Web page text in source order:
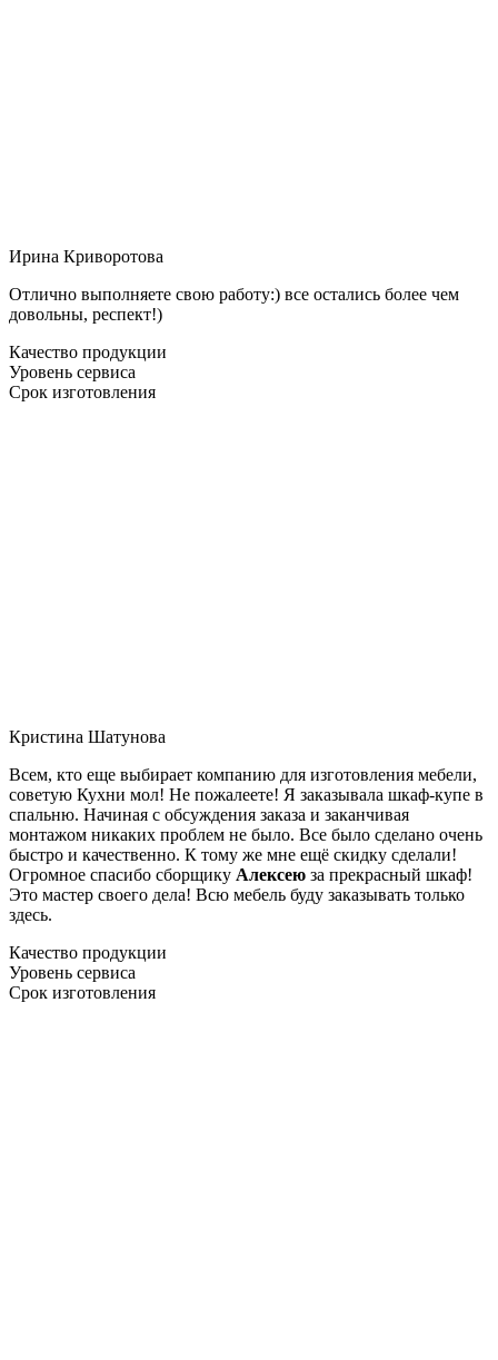
Ирина Криворотова
Отлично выполняете свою работу:) все остались более чем
довольны, респект!)
Качество продукции
Уровень сервиса
Срок изготовления
Кристина Шатунова
Всем, кто еще выбирает компанию для изготовления мебели,
советую Кухни мол! Не пожалеете! Я заказывала шкаф-купе в
спальню. Начиная с обсуждения заказа и заканчивая
монтажом никаких проблем не было. Все было сделано очень
быстро и качественно. К тому же мне ещё скидку сделали!
Огромное спасибо сборщику Алексею за прекрасный шкаф!
Это мастер своего дела! Всю мебель буду заказывать только
здесь.
Качество продукции
Уровень сервиса
Срок изготовления